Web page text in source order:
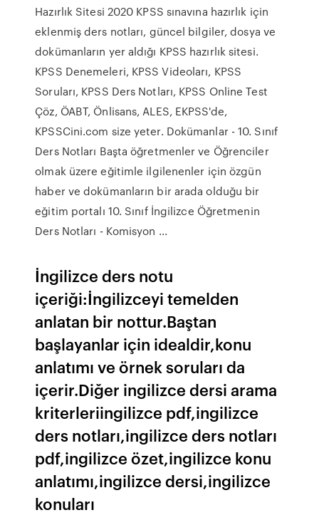
Hazırlık Sitesi 2020 KPSS sınavına hazırlık için
eklenmiş ders notları, güncel bilgiler, dosya ve
dokümanların yer aldığı KPSS hazırlık sitesi.
KPSS Denemeleri, KPSS Videoları, KPSS
Soruları, KPSS Ders Notları, KPSS Online Test
Çöz, ÖABT, Önlisans, ALES, EKPSS'de,
KPSSCini.com size yeter. Dokümanlar - 10. Sınıf
Ders Notları Başta öğretmenler ve Öğrenciler
olmak üzere eğitimle ilgilenenler için özgün
haber ve dokümanların bir arada olduğu bir
eğitim portalı 10. Sınıf İngilizce Öğretmenin
Ders Notları - Komisyon ...
İngilizce ders notu
içeriği:İngilizceyi temelden
anlatan bir nottur.Baştan
başlayanlar için idealdir,konu
anlatımı ve örnek soruları da
içerir.Diğer ingilizce dersi arama
kriterleriingilizce pdf,ingilizce
ders notları,ingilizce ders notları
pdf,ingilizce özet,ingilizce konu
anlatımı,ingilizce dersi,ingilizce
konuları